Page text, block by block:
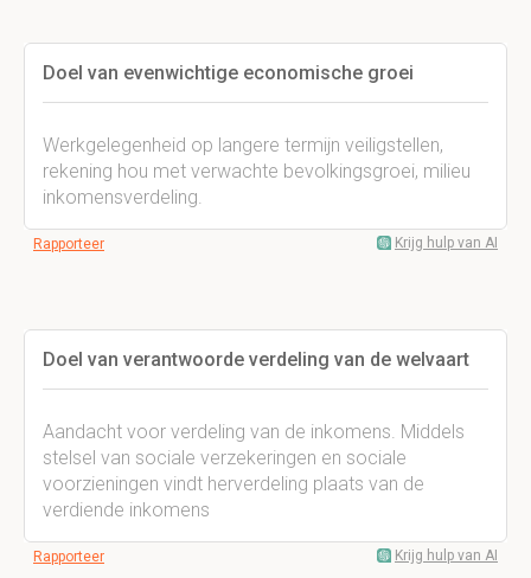
Doel van evenwichtige economische groei
Werkgelegenheid op langere termijn veiligstellen,
rekening hou met verwachte bevolkingsgroei, milieu
inkomensverdeling.
Rapporteer Krijg hulp van AI
Doel van verantwoorde verdeling van de welvaart
Aandacht voor verdeling van de inkomens. Middels
stelsel van sociale verzekeringen en sociale
voorzieningen vindt herverdeling plaats van de
verdiende inkomens
Rapporteer Krijg hulp van AI